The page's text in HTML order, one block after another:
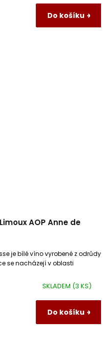
Do košíku
AOP Anne de
SKLADEM (3 KS)
Do košíku
je bílé víno vyrobené z odrůdy
se nacházejí v oblasti